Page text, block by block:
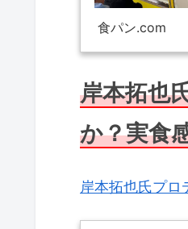
食パン.com
岸本拓也
か？実食
岸本拓也氏プロ